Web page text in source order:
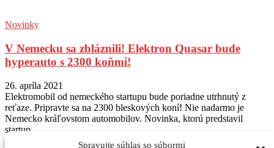
Spravujte súhlas so súbormi
Novinky
V Nemecku sa zbláznili! Elektron Quasar bude
hyperauto s 2300 koňmi!
26. apríla 2021
Elektromobil od nemeckého startupu bude poriadne utrhnutý z
reťaze. Pripravte sa na 2300 bleskových koní! Nie nadarmo je
Nemecko kráľovstom automobilov. Novinka, ktorú predstavil
startup...